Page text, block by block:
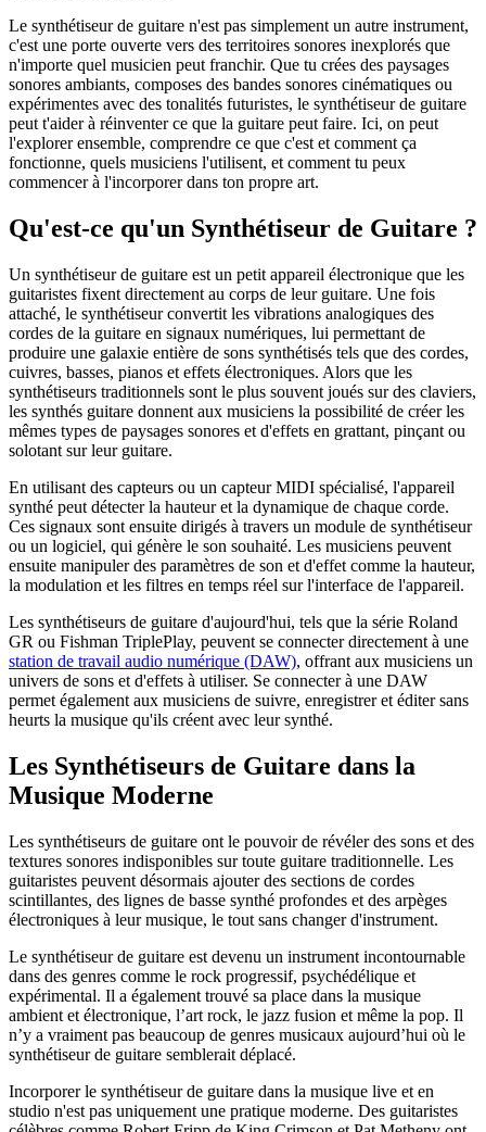
Le synthétiseur de guitare n'est pas simplement un autre instrument,
c'est une porte ouverte vers des territoires sonores inexplorés que
n'importe quel musicien peut franchir. Que tu crées des paysages
sonores ambiants, composes des bandes sonores cinématiques ou
expérimentes avec des tonalités futuristes, le synthétiseur de guitare
peut t'aider à réinventer ce que la guitare peut faire. Ici, on peut
l'explorer ensemble, comprendre ce que c'est et comment ça
fonctionne, quels musiciens l'utilisent, et comment tu peux
commencer à l'incorporer dans ton propre art.
Qu'est-ce qu'un Synthétiseur de Guitare ?
Un synthétiseur de guitare est un petit appareil électronique que les
guitaristes fixent directement au corps de leur guitare. Une fois
attaché, le synthétiseur convertit les vibrations analogiques des
cordes de la guitare en signaux numériques, lui permettant de
produire une galaxie entière de sons synthétisés tels que des cordes,
cuivres, basses, pianos et effets électroniques. Alors que les
synthétiseurs traditionnels sont le plus souvent joués sur des claviers,
les synthés guitare donnent aux musiciens la possibilité de créer les
mêmes types de paysages sonores et d'effets en grattant, pinçant ou
solotant sur leur guitare.
En utilisant des capteurs ou un capteur MIDI spécialisé, l'appareil
synthé peut détecter la hauteur et la dynamique de chaque corde.
Ces signaux sont ensuite dirigés à travers un module de synthétiseur
ou un logiciel, qui génère le son souhaité. Les musiciens peuvent
ensuite manipuler des paramètres de son et d'effet comme la hauteur,
la modulation et les filtres en temps réel sur l'interface de l'appareil.
Les synthétiseurs de guitare d'aujourd'hui, tels que la série Roland
GR ou Fishman TriplePlay, peuvent se connecter directement à une
station de travail audio numérique (DAW), offrant aux musiciens un
univers de sons et d'effets à utiliser. Se connecter à une DAW
permet également aux musiciens de suivre, enregistrer et éditer sans
heurts la musique qu'ils créent avec leur synthé.
Les Synthétiseurs de Guitare dans la
Musique Moderne
Les synthétiseurs de guitare ont le pouvoir de révéler des sons et des
textures sonores indisponibles sur toute guitare traditionnelle. Les
guitaristes peuvent désormais ajouter des sections de cordes
scintillantes, des lignes de basse synthé profondes et des arpèges
électroniques à leur musique, le tout sans changer d'instrument.
Le synthétiseur de guitare est devenu un instrument incontournable
dans des genres comme le rock progressif, psychédélique et
expérimental. Il a également trouvé sa place dans la musique
ambient et électronique, l’art rock, le jazz fusion et même la pop. Il
n’y a vraiment pas beaucoup de genres musicaux aujourd’hui où le
synthétiseur de guitare semblerait déplacé.
Incorporer le synthétiseur de guitare dans la musique live et en
studio n'est pas uniquement une pratique moderne. Des guitaristes